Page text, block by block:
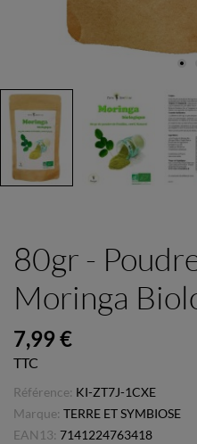
80gr -
Moringa
7,99 €
TTC
Référence: KI-ZT7J-1CXE
Marque: TERRE ET SYMBIOSE
EAN13: 7141224763418